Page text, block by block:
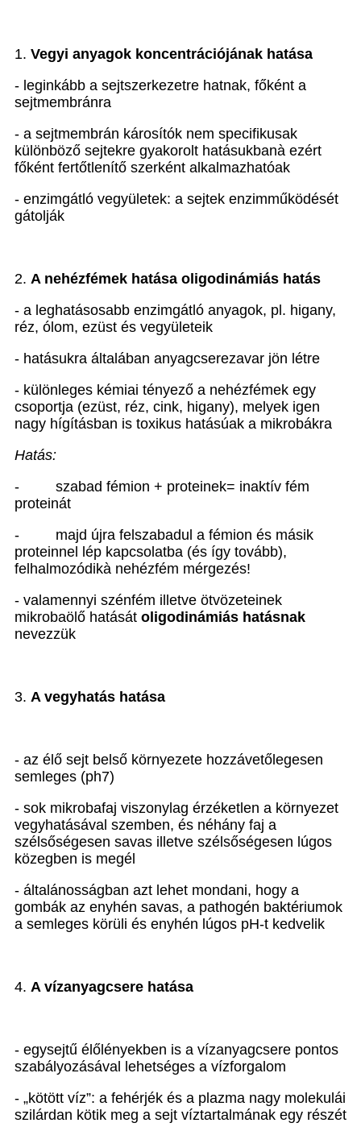
1. Vegyi anyagok koncentrációjának hatása
- leginkább a sejtszerkezetre hatnak, főként a
sejtmembránra
- a sejtmembrán károsítók nem specifikusak
különböző sejtekre gyakorolt hatásukbanà ezért
főként fertőtlenítő szerként alkalmazhatóak
- enzimgátló vegyületek: a sejtek enzimműködését
gátolják
2. Anehézfémek hatása oligodinámiás hatás
- a leghatásosabb enzimgátló anyagok, pl. higany,
réz, ólom, ezüst és vegyületeik
- hatásukra általában anyagcserezavar jön létre
- különleges kémiai tényező a nehézfémek egy
csoportja (ezüst, réz, cink, higany), melyek igen
nagy hígításban is toxikus hatásúak a mikrobákra
Hatás:
-
szabad fémion + proteinek= inaktív fém
proteinát
-
majd újra felszabadul a fémion és másik
proteinnel lép kapcsolatba (és így tovább),
felhalmozódikà nehézfém mérgezés!
- valamennyi szénfém illetve ötvözeteinek
mikrobaölő hatását oligodinámiás hatásnak
nevezzük
3. Avegyhatás hatása
- az élő sejt belső környezete hozzávetőlegesen
semleges (ph7)
- sok mikrobafaj viszonylag érzéketlen a környezet
vegyhatásával szemben, és néhány faj a
szélsőségesen savas illetve szélsőségesen lúgos
közegben is megél
- általánosságban azt lehet mondani, hogy a
gombák az enyhén savas, a pathogén baktériumok
a semleges körüli és enyhén lúgos pH-t kedvelik
4. Avízanyagcsere hatása
- egysejtű élőlényekben is a vízanyagcsere pontos
szabályozásával lehetséges a vízforgalom
- „kötött víz”: a fehérjék és a plazma nagy molekulái
szilárdan kötik meg a sejt víztartalmának egy részét